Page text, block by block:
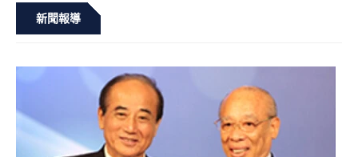
新聞報導